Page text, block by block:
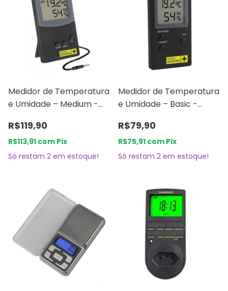
Medidor de Temperatura
e Umidade – Medium -
R$119,90
R$113,91 com Pix
Só restam 2 em estoque!
Medidor de Temperatura
e Umidade – Basic -
R$79,90
R$75,91 com Pix
Só restam 2 em estoque!